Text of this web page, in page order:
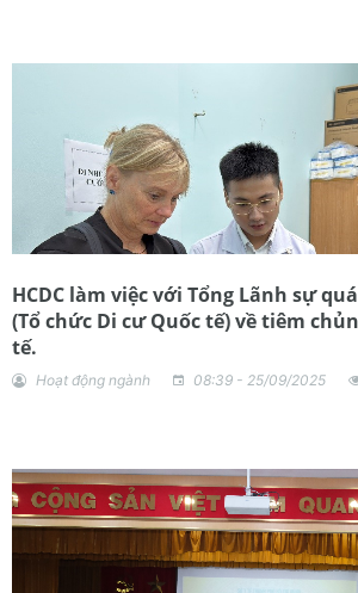
HCDC làm việc với Tổng Lãnh sự
(Tổ chức Di cư Quốc tế) về tiêm
tế.
Hoạt động ngành 08:39 - 25/09/2025